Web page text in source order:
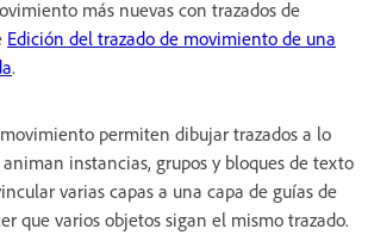
más nuevas con trazados de
Edición del trazado de movimiento de una
.
permiten dibujar trazados a lo
instancias, grupos y bloques de texto
varias capas a una capa de guías de
que varios objetos sigan el mismo trazado.